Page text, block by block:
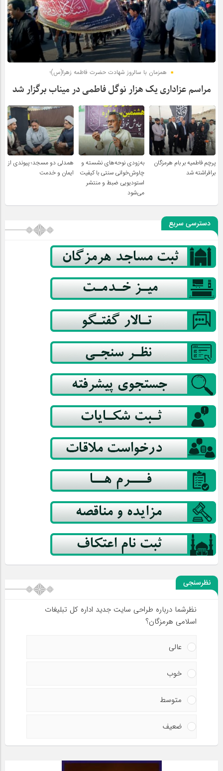
همزمان با سالروز شهادت حضرت فاطمه زهرا(س)؛
مراسم عزاداری یک هزار نوگل فاطمی در میناب برگزار شد
پرچم فاطمیه بر بام هرمزگان
برافراشته شد
به‌زودی نوحه‌های نشسته و
چاوش‌خوانی سنتی با کیفیت
استودیویی ضبط و منتشر
می‌شود
همدلی دو مسجد؛ پیوندی از
ایمان و خدمت
دسترسی سریع
نظرسنجی
نظرشما درباره طراحی سایت جدید اداره کل تبلیغات
اسلامی هرمزگان؟
عالی
خوب
متوسط
ضعیف